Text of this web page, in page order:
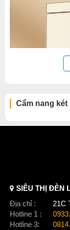
Kết nối trực tiếp
Cẩm nang
SIÊU THỊ ĐÈN
Địa chỉ :
21C
Hotline 1 :
Hotline 3: